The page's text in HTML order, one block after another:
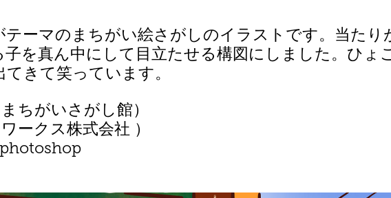
テーマのまちがい絵さがしのイラストです。当たり
を真ん中にして目立たせる構図にしました。ひょこ
きて笑っています。
ちがいさがし館）
ークス株式会社 ）